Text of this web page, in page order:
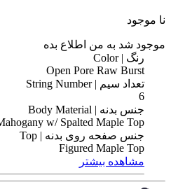
نا موجود
موجود شد به من اطلاع بده
رنگ | Color
Open Pore Raw Burst
تعداد سیم | String Number
6
جنس بدنه | Body Material
w/ Spalted Maple Top
جنس صفحه روی بدنه | Top
Figured Maple Top
مشاهده بیشتر